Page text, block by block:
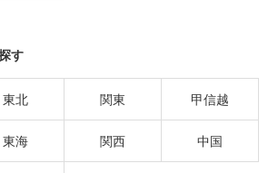
す
東北 関東 甲信越
東海 関西 中国